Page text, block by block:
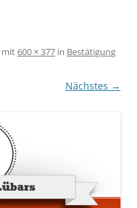
mit600 × 377 in Bestätigung
Nächstes →